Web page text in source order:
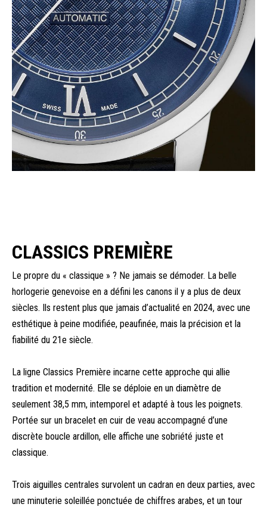
CLASSICS PREMIÈRE
Le propre du « classique » ? Ne jamais se démoder. La belle
horlogerie genevoise en a défini les canons il y a plus de deux
siècles. Ils restent plus que jamais d’actualité en 2024, avec une
esthétique à peine modifiée, peaufinée, mais la précision et la
fiabilité du 21e siècle.
La ligne Classics Première incarne cette approche qui allie
tradition et modernité. Elle se déploie en un diamètre de
seulement 38,5 mm, intemporel et adapté à tous les poignets.
Portée sur un bracelet en cuir de veau accompagné d’une
discrète boucle ardillon, elle affiche une sobriété juste et
classique.
Trois aiguilles centrales survolent un cadran en deux parties, avec
une minuterie soleillée ponctuée de chiffres arabes, et un tour